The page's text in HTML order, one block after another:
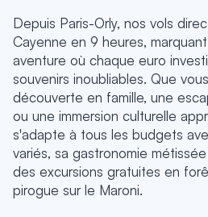
Depuis Paris-Orly, nos vols
Cayenne en 9 heures,
aventure où chaque euro
souvenirs inoubliables. Que
découverte en famille, une
ou une immersion culturelle
s'adapte à tous les budgets
variés, sa gastronomie
des excursions gratuites en
pirogue sur le Maroni.